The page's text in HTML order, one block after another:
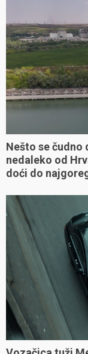
Nešto se čudno
nedaleko od
doći do